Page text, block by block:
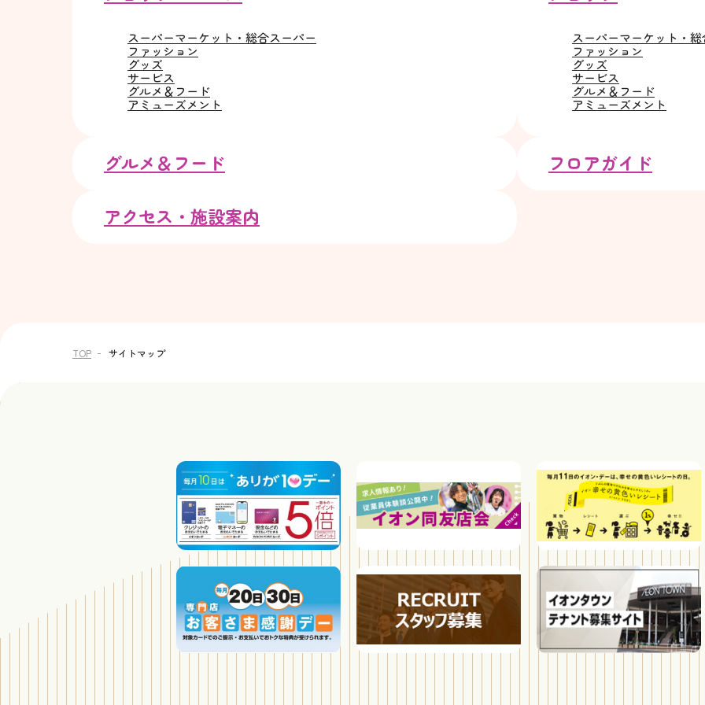
スーパーマーケット・総合スーパー
ファッション
グッズ
サービス
グルメ＆フード
アミューズメント
スーパーマーケット・総
ファッション
グッズ
サービス
グルメ＆フード
アミューズメント
グルメ＆フード フロアガイド
アクセス・施設案内
TOP サイトマップ